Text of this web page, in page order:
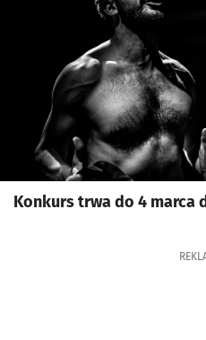
Konkurs trwa do 4 marca